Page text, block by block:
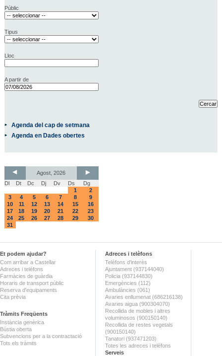
Públic
Tipus
Lloc
A partir de
Agenda del cap de setmana
Agenda en Dades obertes
Agost, 2026
Dl
Dt Dc Dj Dv Ds
Dg
1
2
3
4 5 6 7 8
9
10
11 12 13 14 15
16
17
18 19 20 21 22
23
24
25 26 27 28 29
30
31
Et podem ajudar?
Com arribar a Castellar
Adreces i telèfons
Farmàcies de guàrdia
Horaris de transport públic
Reserva d'equipaments
Cita prèvia
Tràmits Freqüents
Instància genèrica
Bústia oberta
Subvencions per a la contractació
Tots els tràmits
Adreces i telèfons
Telèfons d'interès
Ajuntament (937144040)
Policia (937144830)
Emergències (112)
Ambulàncies (061)
Avaries enllumenat (686216138)
Avaries aigua (900304070)
Recollida de mobles i altres
voluminosos (900150140)
Recollida de restes vegetals
(900150140)
Tanatori (937471203)
Totes les adreces i telèfons
Serveis